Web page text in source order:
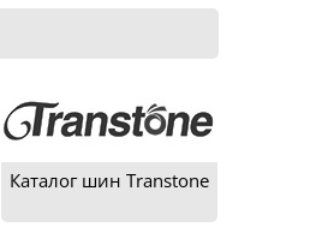
Каталог шин Transtone